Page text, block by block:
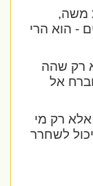
הוא הרי
רק שהה
אל
רק מי
לשחרר